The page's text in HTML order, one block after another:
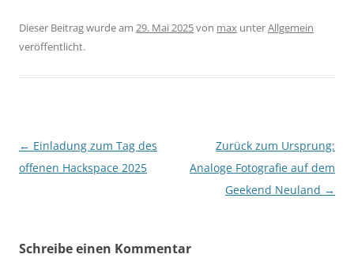
Dieser Beitrag wurde am 29. Mai 2025von max unterAllgemein
veröffentlicht.
Beitragsnavigation
← Einladung zum Tag des
offenen Hackspace 2025
Zurück zum Ursprung:
Analoge Fotografie auf dem
Geekend Neuland →
Schreibe einen Kommentar